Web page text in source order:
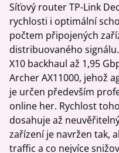
Síťový router TP-Link
rychlosti i optimální
počtem připojených
distribuovaného
X10 backhaul až 1,95
Archer AX11000, jehož
je určen především
online her. Rychlost
dosahuje až
zařízení je navržen tak,
traffic a co nejvíce